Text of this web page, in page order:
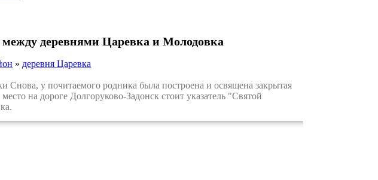
деревнями Царевка и Молодовка
» деревня Царевка
Снова, у почитаемого родника была построена и освящена закрытая
на дороге Долгоруково-Задонск стоит указатель "Святой